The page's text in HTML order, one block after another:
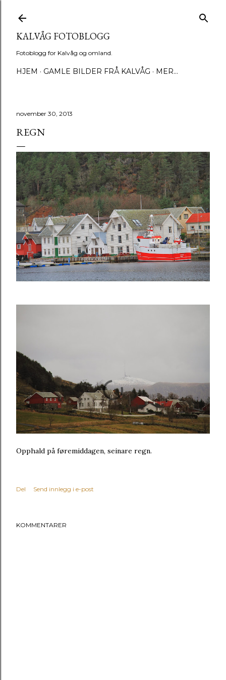
KALVÅG FOTOBLOGG
Fotoblogg for Kalvåg og omland.
HJEM GAMLE BILDER FRÅ KALVÅG MER…
november 30, 2013
REGN
Opphald på føremiddagen, seinare regn.
Del Send innlegg i e-post
KOMMENTARER